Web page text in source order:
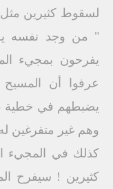
لسقوط كثيرين
يفرحون بمجيء
عرفوا أن
يضبطهم في خطية
وهم غير متفرغين
كذلك في المجيء
كثيرين ! سيفرح